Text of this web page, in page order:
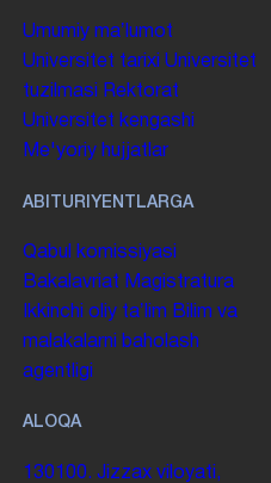
Umumiy maʼlumot
Universitet tarixi Universitet
tuzilmasi
Rektorat
Universitet kengashi
Me'yoriy hujjatlar
ABITURIYENTLARGA
Qabul komissiyasi
Bakalavriat Magistratura
Ikkinchi oliy taʼlim Bilim va
malakalarni baholash
agentligi
ALOQA
130100. Jizzax viloyati,